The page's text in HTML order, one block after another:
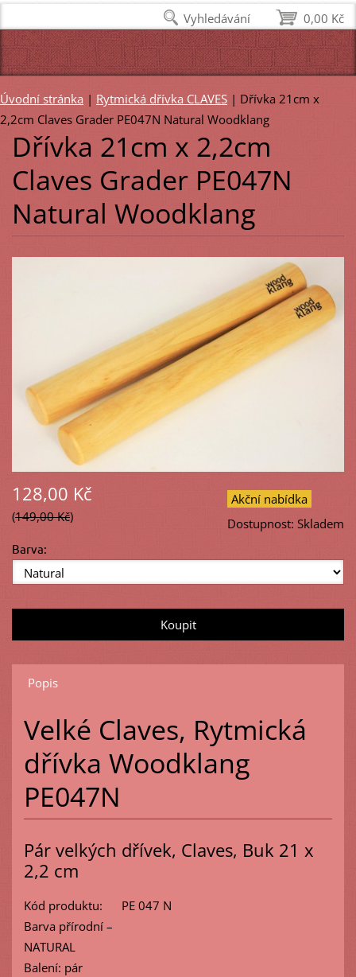
Úvodní stránka | Rytmická dřívka CLAVES | Dřívka 21cm x
2,2cm Claves Grader PE047N Natural Woodklang
Dřívka 21cm x 2,2cm
Claves Grader PE047N
Natural Woodklang
Akční nabídka
Dostupnost: Skladem
128,00 Kč
149,00 Kč
Barva:
Popis
Velké Claves, Rytmická
dřívka Woodklang
PE047N
Pár velkých dřívek, Claves, Buk 21 x
2,2 cm
Kód produktu: PE 047 N
Barva přírodní –
NATURAL
Balení: pár
0,00 Kč
Vyhledávání